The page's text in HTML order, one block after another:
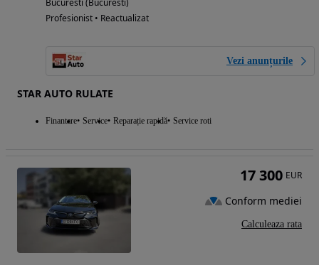
Profesionist • Reactualizat
Vezi anunțurile
STAR AUTO RULATE
Finantare Service Reparație rapidă Service roti
17 300 EUR
Conform mediei
Calculeaza rata